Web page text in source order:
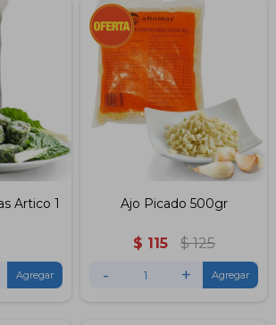
Artico 1
Ajo Picado 500gr
$ 115 $ 125
- +